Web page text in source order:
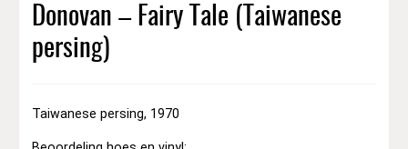
Donovan – Fairy Tale (Taiwanese
persing)
Taiwanese persing, 1970